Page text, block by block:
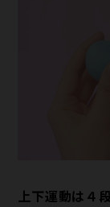
上下運動は４